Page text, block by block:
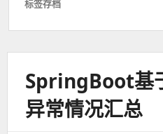
标签存档
SpringBoot
异常情况汇总